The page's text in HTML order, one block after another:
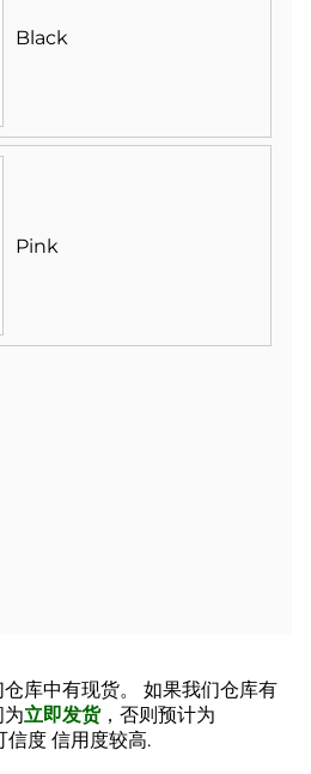
Black
Pink
库中有现货。 如果我们仓库有
立即发货，否则预计为
信度 信用度较高.